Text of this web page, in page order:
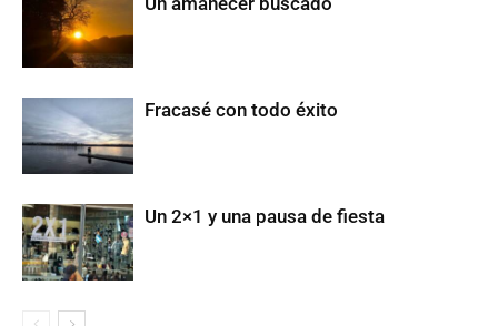
Fracasé con todo éxito
Un 2×1 y una pausa de fiesta